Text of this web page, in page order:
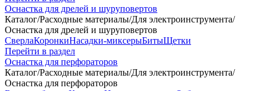
Оснастка для дрелей и шуруповертов
Каталог/Расходные материалы/Для электроинструмента/
Оснастка для дрелей и шуруповертов
СверлаКоронкиНасадки-миксерыБитыЩетки
Перейти в раздел
Оснастка для перфораторов
Каталог/Расходные материалы/Для электроинструмента/
Оснастка для перфораторов